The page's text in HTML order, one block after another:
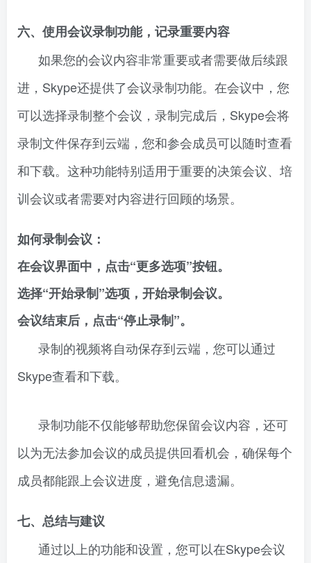
六、使用会议录制功能，记录重要内容
如果您的会议内容非常重要或者需要做后续跟
进，Skype还提供了会议录制功能。在会议中，您
可以选择录制整个会议，录制完成后，Skype会将
录制文件保存到云端，您和参会成员可以随时查看
和下载。这种功能特别适用于重要的决策会议、培
训会议或者需要对内容进行回顾的场景。
如何录制会议：
在会议界面中，点击“更多选项”按钮。
选择“开始录制”选项，开始录制会议。
会议结束后，点击“停止录制”。
录制的视频将自动保存到云端，您可以通过
Skype查看和下载。
录制功能不仅能够帮助您保留会议内容，还可
以为无法参加会议的成员提供回看机会，确保每个
成员都能跟上会议进度，避免信息遗漏。
七、总结与建议
通过以上的功能和设置，您可以在Skype会议